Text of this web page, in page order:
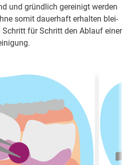
und gründ­lich ge­rei­nigt wer­den
so­mit dau­er­haft er­hal­ten blei­
Schritt für Schritt den Ab­lauf ei­ner